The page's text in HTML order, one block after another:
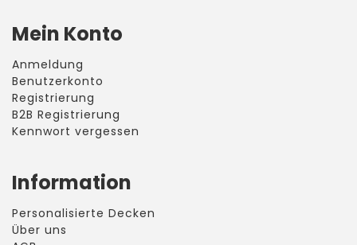
Mein Konto
Anmeldung
Benutzerkonto
Registrierung
B2B Registrierung
Kennwort vergessen
Information
Personalisierte Decken
Über uns